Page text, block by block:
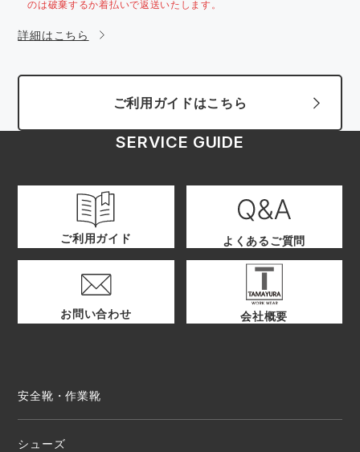
のは破棄するか着払いで返送いたします。
詳細はこちら
ご利用ガイドはこちら
SERVICE GUIDE
ご利用ガイド よくあるご質問
お問い合わせ 会社概要
安全靴・作業靴
シューズ